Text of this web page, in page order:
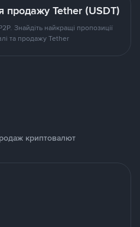
продажу Tether (USDT)
Знайдіть найкращі пропозиції
та продажу Tether
криптовалют